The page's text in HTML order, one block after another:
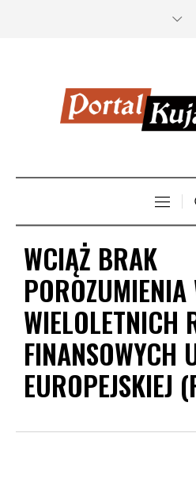
WCIĄŻ BRAK
WIELOLETNICH
FINANSOWYCH
EUROPEJSKIEJ